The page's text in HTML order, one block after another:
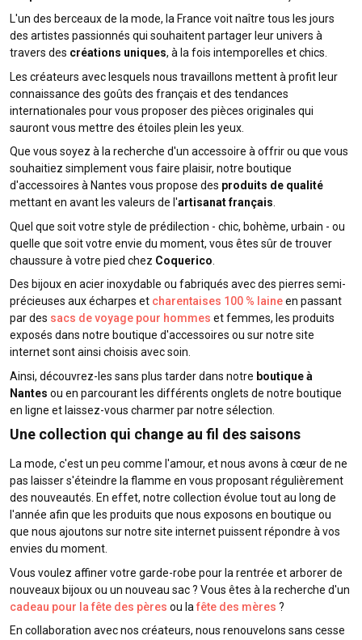
L'un des berceaux de la mode, la France voit naître tous les jours
des artistes passionnés qui souhaitent partager leur univers à
travers des créations uniques, à la fois intemporelles et chics.
Les créateurs avec lesquels nous travaillons mettent à profit leur
connaissance des goûts des français et des tendances
internationales pour vous proposer des pièces originales qui
sauront vous mettre des étoiles plein les yeux.
Que vous soyez à la recherche d'un accessoire à offrir ou que vous
souhaitiez simplement vous faire plaisir, notre boutique
d'accessoires à Nantes vous propose des produits de qualité
mettant en avant les valeurs de l'artisanat français.
Quel que soit votre style de prédilection - chic, bohème, urbain - ou
quelle que soit votre envie du moment, vous êtes sûr de trouver
chaussure à votre pied chez Coquerico
Des bijoux en acier inoxydable ou fabriqués avec des pierres semi-
précieuses aux écharpes et charentaises 100 % laineen passant
par des sacs de voyage pour hommes et femmes, les produits
exposés dans notre boutique d'accessoires ou sur notre site
internet sont ainsi choisis avec soin.
Ainsi, découvrez-les sans plus tarder dans notre boutique à
Nantes ou en parcourant les différents onglets de notre boutique
en ligne et laissez-vous charmer par notre sélection.
Une collection qui change au fil des saisons
La mode, c'est un peu comme l'amour, et nous avons à cœur de ne
pas laisser s'éteindre la flamme en vous proposant régulièrement
des nouveautés. En effet, notre collection évolue tout au long de
l'année afin que les produits que nous exposons en boutique ou
que nous ajoutons sur notre site internet puissent répondre à vos
envies du moment.
Vous voulez affiner votre garde-robe pour la rentrée et arborer de
nouveaux bijoux ou un nouveau sac ? Vous êtes à la recherche d'un
cadeau pour la fête des pères ou la fête des mères ?
En collaboration avec nos créateurs, nous renouvelons sans cesse